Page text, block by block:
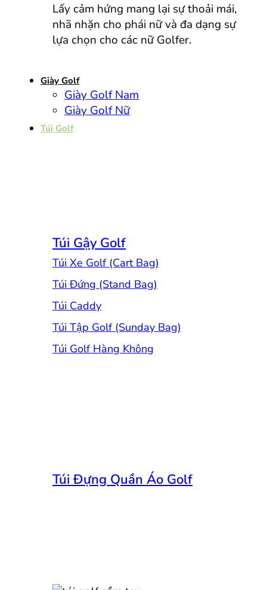
Lấy cảm hứng mang lại sự thoải mái,
nhã nhặn cho phái nữ và đa dạng sự
lựa chọn cho các nữ Golfer.
Giày Golf
Giày Golf Nam
Giày Golf Nữ
Túi Golf
Túi Gậy Golf
Túi Xe Golf (Cart Bag)
Túi Đứng (Stand Bag)
Túi Caddy
Túi Tập Golf (Sunday Bag)
Túi Golf Hàng Không
Túi Đựng Quần Áo Golf